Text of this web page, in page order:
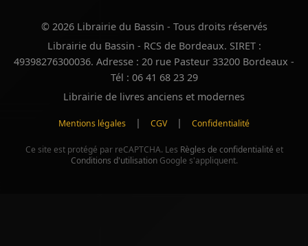
© 2026 Librairie du Bassin - Tous droits réservés
Librairie du Bassin - RCS de Bordeaux. SIRET :
49398276300036. Adresse : 20 rue Pasteur 33200 Bordeaux -
Tél : 06 41 68 23 29
Librairie de livres anciens et modernes
Mentions légales | CGV | Confidentialité
Ce site est protégé par reCAPTCHA. Les Règles de confidentialité et
Conditions d'utilisationGoogle s'appliquent.